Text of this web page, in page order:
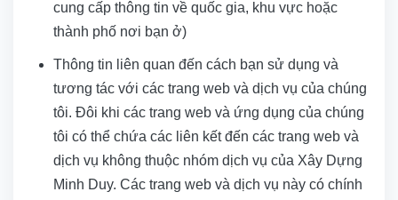
cung cấp thông tin về quốc gia, khu vực hoặc
thành phố nơi bạn ở)
Thông tin liên quan đến cách bạn sử dụng và
tương tác với các trang web và dịch vụ của chúng
tôi. Đôi khi các trang web và ứng dụng của chúng
tôi có thể chứa các liên kết đến các trang web và
dịch vụ không thuộc nhóm dịch vụ của Xây Dựng
Minh Duy. Các trang web và dịch vụ này có chính